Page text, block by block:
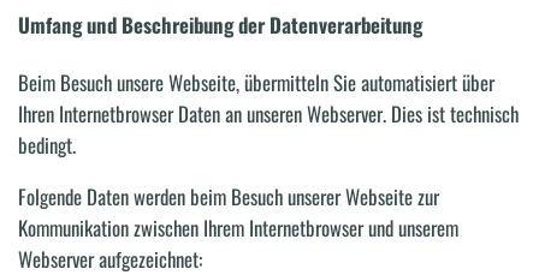
Umfang und Beschreibung der Datenverarbeitung
Beim Besuch unsere Webseite, übermitteln Sie automatisiert über
Ihren Internetbrowser Daten an unseren Webserver. Dies ist technisch
bedingt.
Folgende Daten werden beim Besuch unserer Webseite zur
Kommunikation zwischen Ihrem Internetbrowser und unserem
Webserver aufgezeichnet: